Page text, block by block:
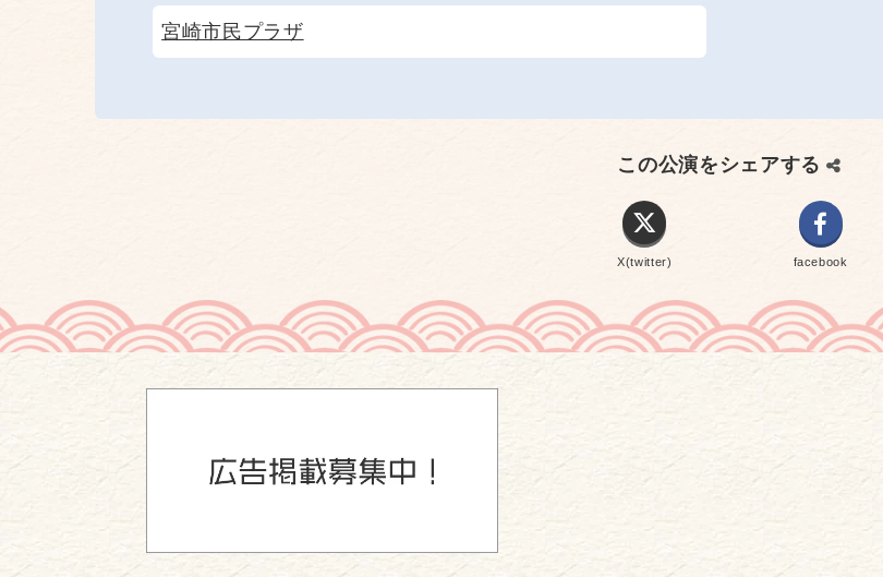
宮崎市民プラザ
この公演をシェアする
X(twitter) facebook